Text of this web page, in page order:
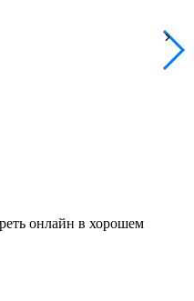
онлайн в хорошем